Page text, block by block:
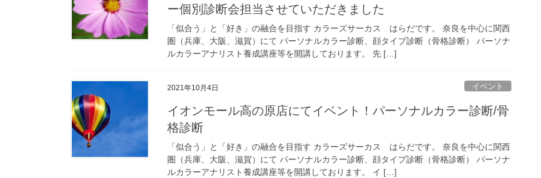
ー個別診断会担当させていただきました
「似合う」と「好き」の融合を目指す カラーズサーカス はらだです。 奈良を中心に関西
圏（兵庫、大阪、滋賀）にて パーソナルカラー診断、顔タイプ診断（骨格診断） パーソナ
ルカラーアナリスト養成講座等を開講しております。 先 […]
2021年10月4日 イベント
イオンモール高の原店にてイベント！パーソナルカラー診断/骨
格診断
「似合う」と「好き」の融合を目指す カラーズサーカス はらだです。 奈良を中心に関西
圏（兵庫、大阪、滋賀）にて パーソナルカラー診断、顔タイプ診断（骨格診断） パーソナ
ルカラーアナリスト養成講座等を開講しております。 イ […]